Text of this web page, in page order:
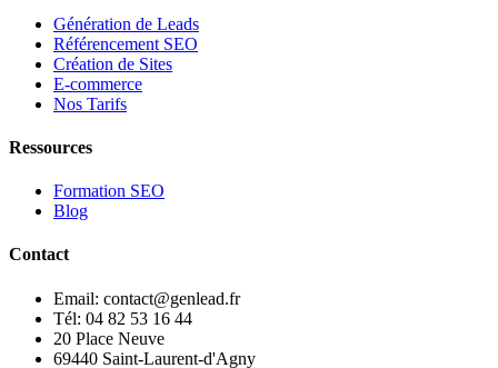
Génération de Leads
Référencement SEO
Création de Sites
E-commerce
Nos Tarifs
Ressources
Formation SEO
Blog
Contact
Email: contact@genlead.fr
Tél: 04 82 53 16 44
20 Place Neuve
69440 Saint-Laurent-d'Agny